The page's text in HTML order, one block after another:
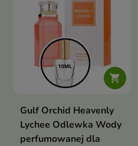

Gulf Orchid Heavenly
Lychee Odlewka Wody
perfumowanej dla